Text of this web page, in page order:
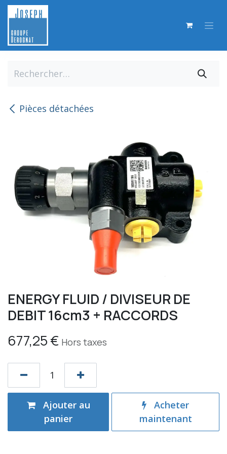
Se rendre au contenu
Pièces détachées
ENERGY FLUID / DIVISEUR DE
DEBIT 16cm3 + RACCORDS
677,25€ Hors taxes
Ajouter au
panier
Acheter
maintenant